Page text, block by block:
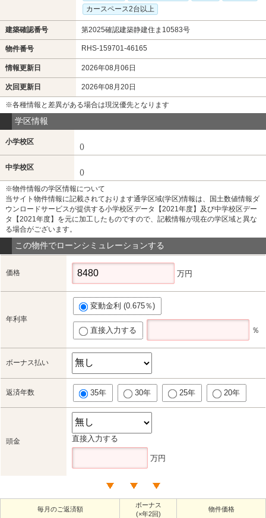
カースペース2台以上
建築確認番号 第2025確認建築静建住ま10583号
物件番号 RHS-159701-46165
情報更新日 2026年08月06日
次回更新日 2026年08月20日
※各種情報と差異がある場合は現況優先となります
学区情報
小学校区
()
中学校区
()
※物件情報の学区情報について
当サイト物件情報に記載されております通学区域(学区)情報は、国土数値情報ダ
ウンロードサービスが提供する小学校区データ【2021年度】及び中学校区デー
タ【2021年度】を元に加工したものですので、記載情報が現在の学区域と異な
る場合がございます。
この物件でローンシミュレーションする
価格 万円
年利率
変動金利 (0.675％)
直接入力する ％
ボーナス払い
返済年数 35年 30年 25年 20年
頭金 直接入力する
万円
毎月のご返済額
ボーナス
(×年2回)
物件価格